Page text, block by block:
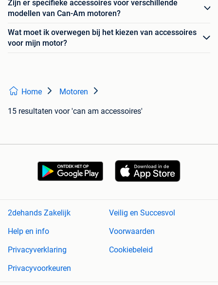
Zijn er specifieke accessoires voor verschillende
modellen van Can-Am motoren?
Wat moet ik overwegen bij het kiezen van accessoires
voor mijn motor?
Home Motoren
15 resultaten voor 'can am accessoires'
2dehands Zakelijk
Veilig en Succesvol
Help en info
Voorwaarden
Privacyverklaring
Cookiebeleid
Privacyvoorkeuren